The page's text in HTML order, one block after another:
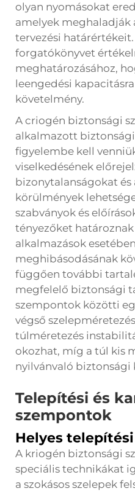
olyan nyomásokat
amelyek meghaladják
tervezési
forgatókönyvet
meghatározásához,
leengedési
követelmény.
A criogén biztonsági
alkalmazott
figyelembe kell
viselkedésének
bizonytalanságokat és
körülmények
szabványok és
tényezőket
alkalmazások
meghibásodásának
függően további
megfelelő biztonsági
szempontok közötti
végső
túlméretezés
okozhat, míg a túl kis
nyilvánvaló biztonsági
Telepítési és
szempontok
Helyes
A kriogén biztonsági
speciális technikákat
a szokásos szelepek